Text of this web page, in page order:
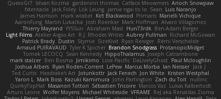
Arioch Snowpaw
Catface Meowmers
gardeninn thomas
Istvan Kozma
QuesoGr7
Luis Naranjo
Sean
jamie ngai to lo
Lök Leung
Jack Foley
fxtentacle
Marielli Vichique
Primaris
Kirt Blackwood
mark wrabel
James Harrison
Alvaro Villagomez
Mark Hoffman
Josh Roenker
Martin Lukačka
AaronFung
Ben-Adam Berger
Hun73rdk
Abraham Mast
YYSSun
Thierry Mayrand
Richard McGowan
Aubrey Pullman
R.J. Rhodes Writes
Atelier Argos Art
Light Films
Rémi Verschelde
Ryan Reisiger
SizeKivit
Stymie
Dustin
Patrick Brady
ProtanopicMidget
Brandon Snodgrass
Tyler K Spicher
Arnaud PUIRAVAUD
Joseph Catrambone
HippoThalamus
Sean Kennedy
Tomek LECOCQ
Paul Mcloughlin
DaLivelyGhost
Lose Pacific
Jimikimo
Ben Bosma
mark stalzer
Jack J
Ian Neisser
Marcus Morba
LePew
Ryan Roden-Corrent
Joshua Albers
Kristen Westphal
Jon White
Jack Fenech
Jotunkottr
Hexdrake's Art
Ted Curtis
nullinc
Zach du Toit
John Partington
Kazuki Kamimura
Mark Boss
Yaron L.
Lukas Kalbertodt
Marcos Vaz
Sébastien Tricoire
Masanori Tottori
QuirkyTopHat
ReJ aka Renaldas Zioma
VFRAME
Michael Whiteside
Wolfer Moyens
Arturo Leone